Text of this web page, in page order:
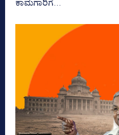
ಕಾಮಗಾರಿಗೆ...